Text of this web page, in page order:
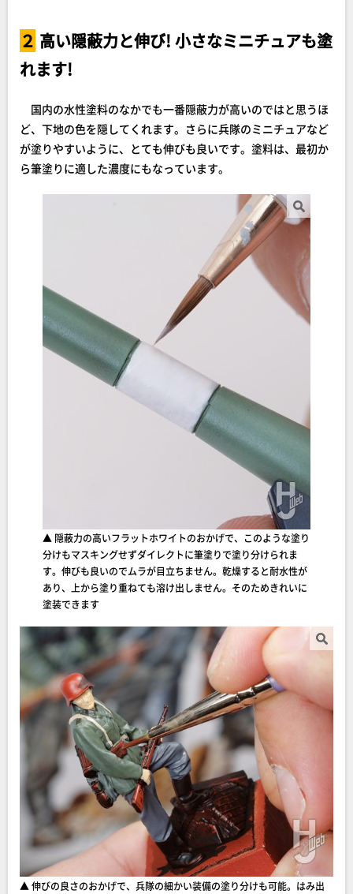
２ 高い隠蔽力と伸び! 小さなミニチュアも塗
れます!
国内の水性塗料のなかでも一番隠蔽力が高いのではと思うほ
ど、下地の色を隠してくれます。さらに兵隊のミニチュアなど
が塗りやすいように、とても伸びも良いです。塗料は、最初か
ら筆塗りに適した濃度にもなっています。
▲ 隠蔽力の高いフラットホワイトのおかげで、このような塗り
分けもマスキングせずダイレクトに筆塗りで塗り分けられま
す。伸びも良いのでムラが目立ちません。乾燥すると耐水性が
あり、上から塗り重ねても溶け出しません。そのためきれいに
塗装できます
▲ 伸びの良さのおかげで、兵隊の細かい装備の塗り分けも可能。はみ出